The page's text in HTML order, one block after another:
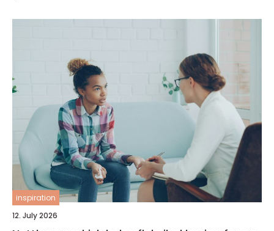
inspiration
12. July 2026